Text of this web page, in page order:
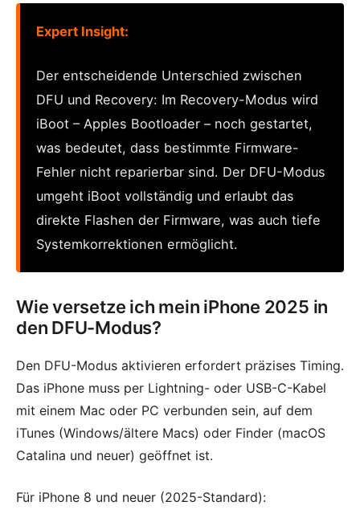
Expert Insight:
Der entscheidende Unterschied zwischen
DFU und Recovery: Im Recovery-Modus wird
iBoot – Apples Bootloader – noch gestartet,
was bedeutet, dass bestimmte Firmware-
Fehler nicht reparierbar sind. Der DFU-Modus
umgeht iBoot vollständig und erlaubt das
direkte Flashen der Firmware, was auch tiefe
Systemkorrektionen ermöglicht.
Wie versetze ich mein iPhone 2025 in
den DFU-Modus?
Den DFU-Modus aktivieren erfordert präzises Timing.
Das iPhone muss per Lightning- oder USB-C-Kabel
mit einem Mac oder PC verbunden sein, auf dem
iTunes (Windows/ältere Macs) oder Finder (macOS
Catalina und neuer) geöffnet ist.
Für iPhone 8 und neuer (2025-Standard):